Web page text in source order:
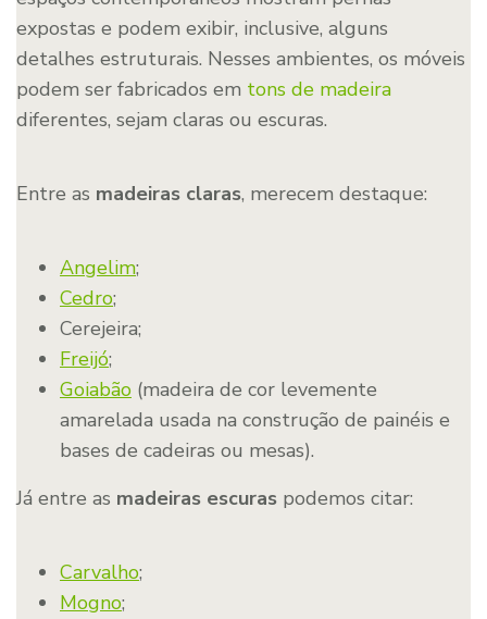
expostas e podem exibir, inclusive, alguns
detalhes estruturais. Nesses ambientes, os móveis
podem ser fabricados em tons de madeira
diferentes, sejam claras ou escuras.
Entre as madeiras claras, merecem destaque:
Angelim;
Cedro;
Cerejeira;
Freijó;
Goiabão (madeira de cor levemente
amarelada usada na construção de painéis e
bases de cadeiras ou mesas).
Já entre as madeiras escuras podemos citar:
Carvalho;
Mogno;